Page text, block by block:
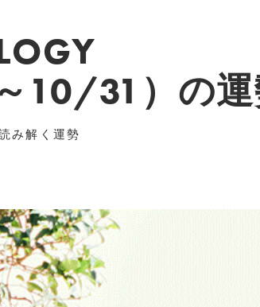
10/31）の運
み解く運勢